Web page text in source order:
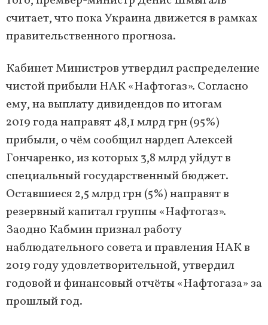
считает, что пока Украина движется в рамках
правительственного прогноза.
Кабинет Министров утвердил распределение
чистой прибыли НАК «Нафтогаз». Согласно
ему, на выплату дивидендов по итогам
2019 года направят 48,1 млрд грн (95%)
прибыли, о чём сообщил нардеп Алексей
Гончаренко, из которых 3,8 млрд уйдут в
специальный государственный бюджет.
Оставшиеся 2,5 млрд грн (5%) направят в
резервный капитал группы «Нафтогаз».
Заодно Кабмин признал работу
наблюдательного совета и правления НАК в
2019 году удовлетворительной, утвердил
годовой и финансовый отчёты «Нафтогаза» за
прошлый год.